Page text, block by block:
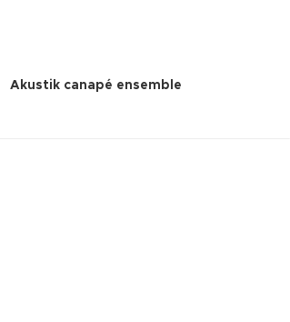
Akustik canapé ensemble